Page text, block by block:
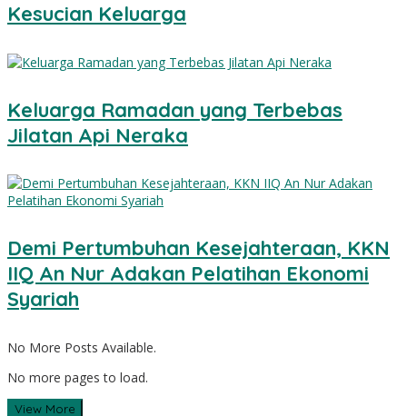
Kesucian Keluarga
Keluarga Ramadan yang Terbebas
Jilatan Api Neraka
Demi Pertumbuhan Kesejahteraan, KKN
IIQ An Nur Adakan Pelatihan Ekonomi
Syariah
No More Posts Available.
No more pages to load.
View More